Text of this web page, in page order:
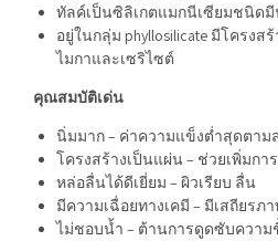
ทัลค์เป็นซิลิเกตแมกนีเซียมชนิดมี
อยู่ในกลุ่ม phyllosilicate มีโครง
ไมกาและเซริไซต์
คุณสมบัติเด่น
นิ่มมาก – ค่าความแข็งต่ำสุดตามส
โครงสร้างเป็นแผ่น – ช่วยเพิ่มกา
หล่อลื่นได้ดีเยี่ยม – ผิวเรียบ ลื่น
มีความเฉื่อยทางเคมี – มีเสถียรภ
ไม่ชอบน้ำ – ต้านการดูดซับความ